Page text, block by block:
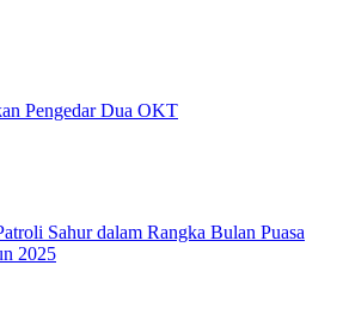
Pengedar Dua OKT
Sahur dalam Rangka Bulan Puasa
2025